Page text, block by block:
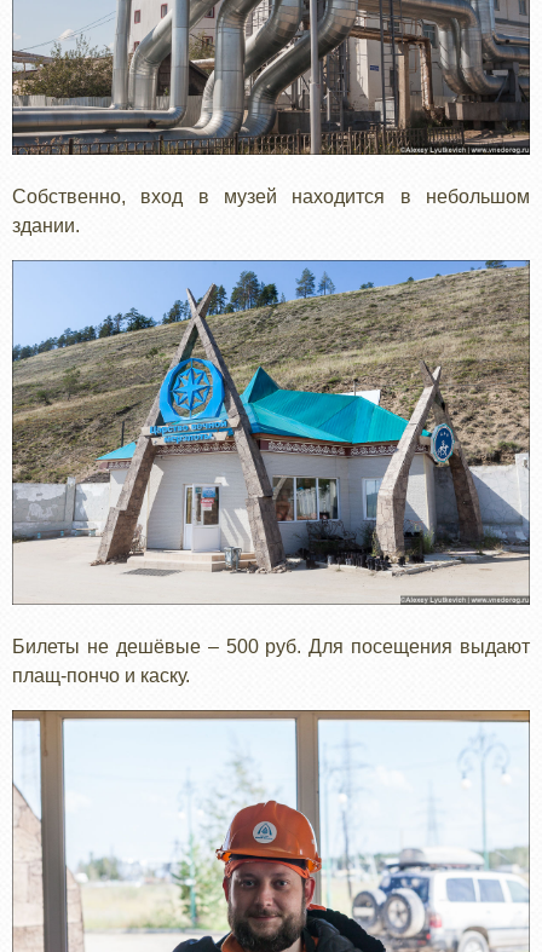
Собственно, вход в музей находится в небольшом
здании.
Билеты не дешёвые – 500 руб. Для посещения выдают
плащ-пончо и каску.